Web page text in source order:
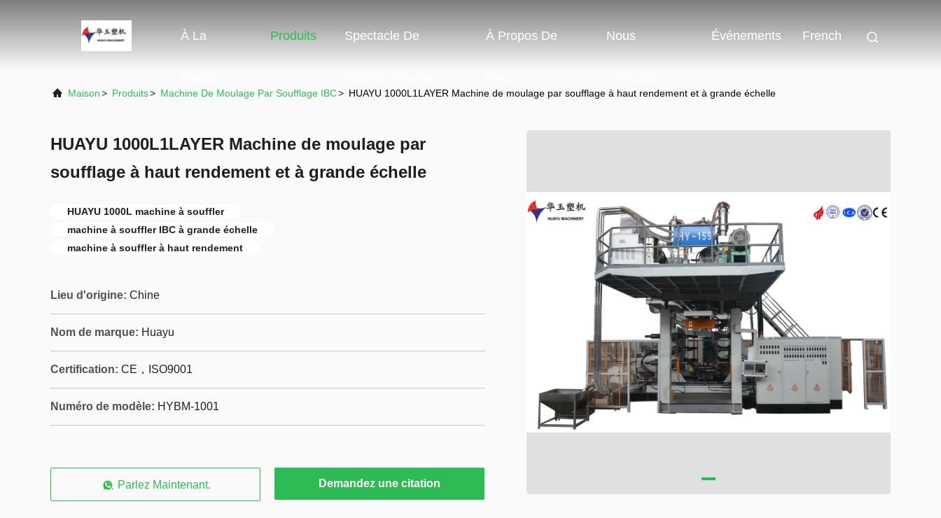
À La Produits Spectacle De À Propos De Nous Événements French
Maison> Produits> Machine De Moulage Par Soufflage IBC> HUAYU 1000L1LAYER Machine de moulage par soufflage à haut rendement et à grande échelle
HUAYU 1000L1LAYER Machine de moulage par
soufflage à haut rendement et à grande échelle
HUAYU 1000L machine à souffler
machine à souffler IBC à grande échelle
machine à souffler à haut rendement
Lieu d'origine: Chine
Nom de marque: Huayu
Certification: CE，ISO9001
Numéro de modèle: HYBM-1001
Parlez Maintenant. Demandez une citation